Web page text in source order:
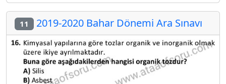
11 2019-2020 Bahar Dönemi Ara Sınavı